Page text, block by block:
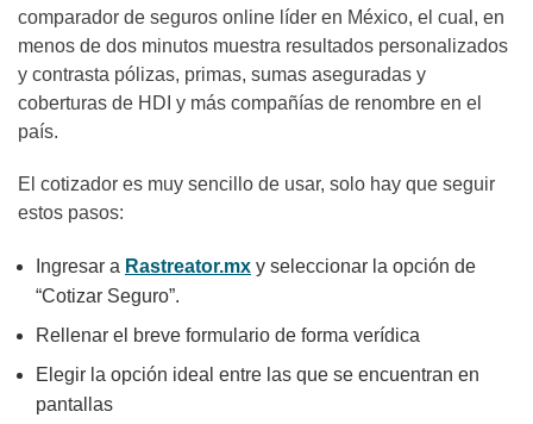
comparador de seguros online líder en México, el cual, en
menos de dos minutos muestra resultados personalizados
y contrasta pólizas, primas, sumas aseguradas y
coberturas de HDI y más compañías de renombre en el
país.
El cotizador es muy sencillo de usar, solo hay que seguir
estos pasos:
Ingresar a Rastreator.mx y seleccionar la opción de
“Cotizar Seguro”.
Rellenar el breve formulario de forma verídica
Elegir la opción ideal entre las que se encuentran en
pantallas